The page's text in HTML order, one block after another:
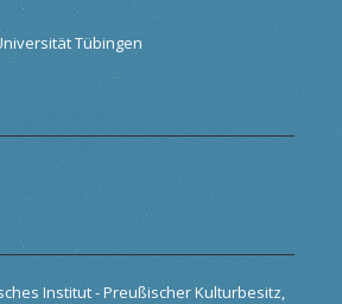
Tübingen
Institut - Preußischer Kulturbesitz,